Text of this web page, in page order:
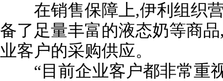
在销售保障上,伊利组织营
备了足量丰富的液态奶等商
业客户的采购供应。
“目前企业客户都非常重